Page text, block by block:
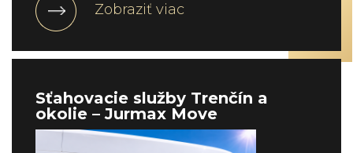
Zobraziť viac
Sťahovacie služby Trenčín a
okolie – Jurmax Move